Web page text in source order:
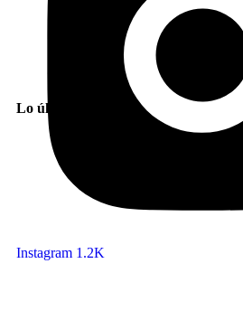
Instagram 1.2K
Lo último